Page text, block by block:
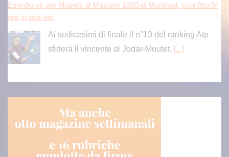
Esordio ok per Musetti al Masters 1000 di Montreal, sconfitto M
ejia in due set
Ai sedicesimi di finale il n°13 del ranking Atp
sfiderà il vincente di Jodar-Moutet. [...]